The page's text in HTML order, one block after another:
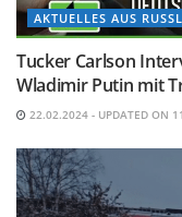
AKTUELLES AUS
Tucker Carlson
Wladimir Putin mit
22.02.2024 - UPDATED ON